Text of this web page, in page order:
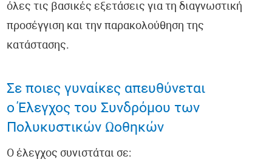
όλες τις βασικές εξετάσεις για τη διαγνωστική
προσέγγιση και την παρακολούθηση της
κατάστασης.
Σε ποιες γυναίκες απευθύνεται
o Έλεγχος του Συνδρόμου των
Πολυκυστικών Ωοθηκών
Ο έλεγχος συνιστάται σε: